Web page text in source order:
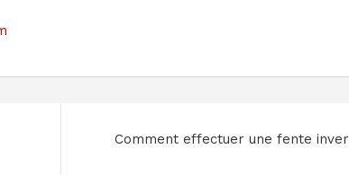
Comment effectuer une fente